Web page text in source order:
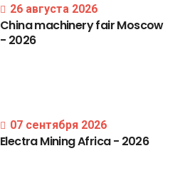
26 августа 2026
ChinamachineryfairMoscow
- 2026
07 сентября 2026
ElectraMiningAfrica- 2026